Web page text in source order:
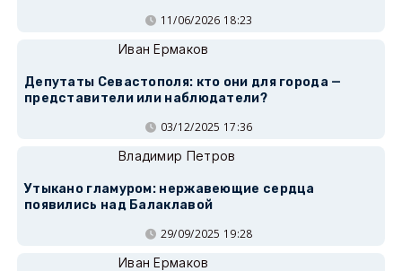
11/06/2026 18:23
Иван Ермаков
Депутаты Севастополя: кто они для города —
представители или наблюдатели?
03/12/2025 17:36
Владимир Петров
Утыкано гламуром: нержавеющие сердца
появились над Балаклавой
29/09/2025 19:28
Иван Ермаков